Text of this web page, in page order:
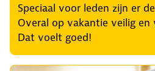
Speciaal voor leden zijn er
Overal op vakantie veilig en
Dat voelt goed!